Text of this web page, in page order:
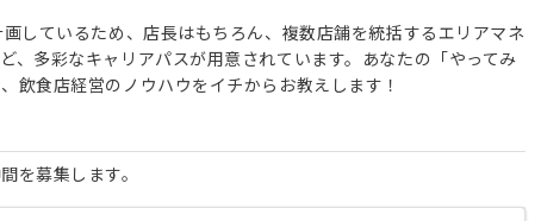
しているため、店長はもちろん、複数店舗を統括するエリアマネ
、多彩なキャリアパスが用意されています。あなたの「やってみ
飲食店経営のノウハウをイチからお教えします！
を募集します。